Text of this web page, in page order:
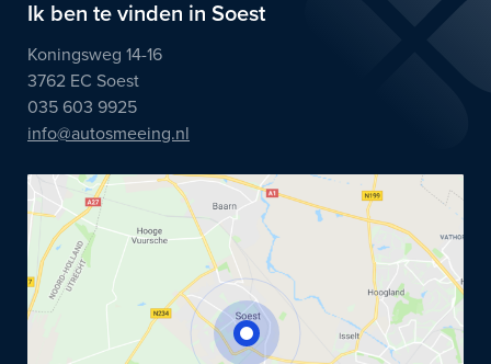
Ik ben te vinden in Soest
Koningsweg 14-16
3762 EC Soest
035 603 9925
info@autosmeeing.nl